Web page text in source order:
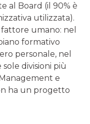
al Board (il 90% è
utilizzata).
umano: nel
formativo
personale, nel
divisioni più
e
ha un progetto